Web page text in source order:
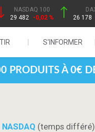
NASDAQ 100
29 482
-0,02 %
26 178
S'INFORMER
PRODUITS À 0€
NASDAQ (temps différé)